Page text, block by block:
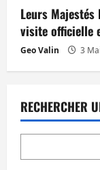
Leurs
visite officielle
Geo Valin 3
RECHERCHER